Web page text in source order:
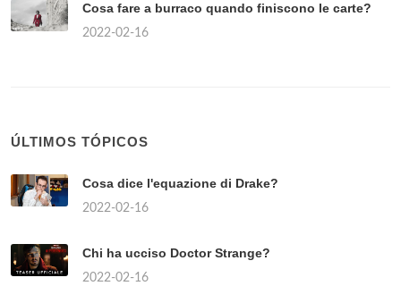
Cosa fare a burraco quando finiscono le carte?
2022-02-16
ÚLTIMOS TÓPICOS
Cosa dice l'equazione di Drake?
2022-02-16
Chi ha ucciso Doctor Strange?
2022-02-16